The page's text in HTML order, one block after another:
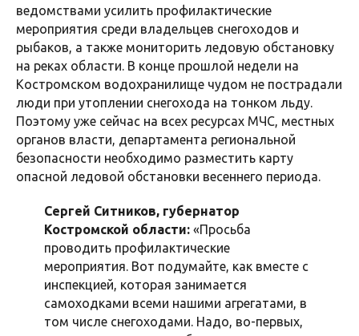
ведомствами усилить профилактические
мероприятия среди владельцев снегоходов и
рыбаков, а также мониторить ледовую обстановку
на реках области. В конце прошлой недели на
Костромском водохранилище чудом не пострадали
люди при утоплении снегохода на тонком льду.
Поэтому уже сейчас на всех ресурсах МЧС, местных
органов власти, департамента региональной
безопасности необходимо разместить карту
опасной ледовой обстановки весеннего периода.
Сергей Ситников, губернатор
Костромской области: «Просьба
проводить профилактические
мероприятия. Вот подумайте, как вместе с
инспекцией, которая занимается
самоходками всеми нашими агрегатами, в
том числе снегоходами. Надо, во-первых,